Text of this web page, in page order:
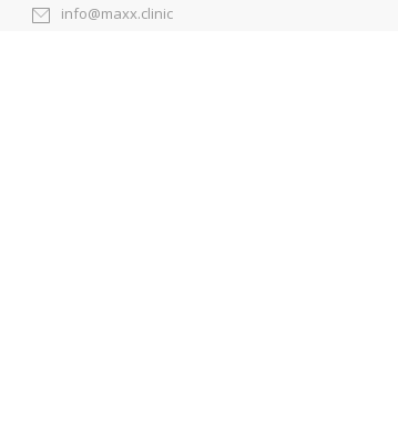
info@maxx.clinic